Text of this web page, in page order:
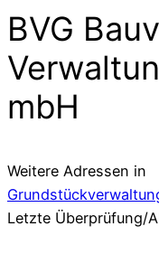
BVG
mbH
Weitere Adressen in
Letzte Überprüfung/